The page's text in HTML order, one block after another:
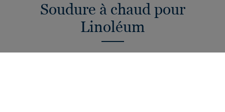
Soudure à chaud pour
Linoléum